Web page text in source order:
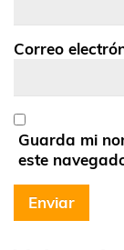
Correo
Guarda mi
este